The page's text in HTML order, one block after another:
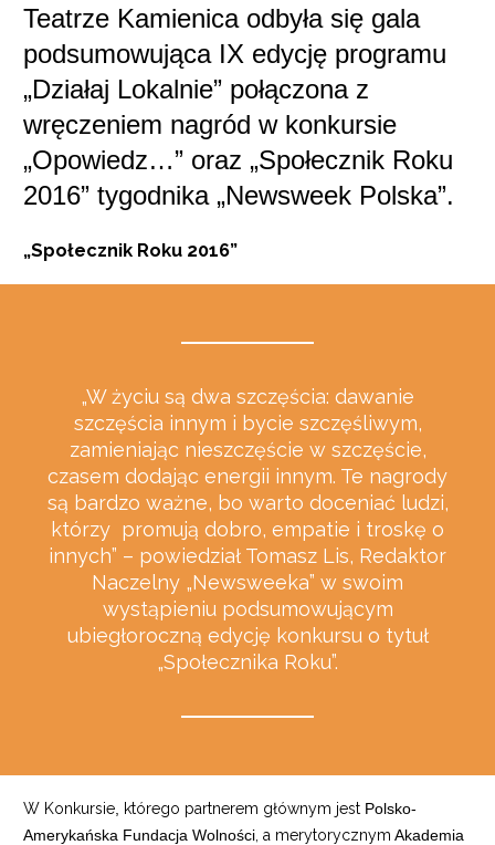
Teatrze Kamienica odbyła się gala
podsumowująca IX edycję programu
„Działaj Lokalnie” połączona z
wręczeniem nagród w konkursie
„Opowiedz…” oraz „Społecznik Roku
2016” tygodnika „Newsweek Polska”.
„Społecznik Roku 2016”
„W życiu są dwa szczęścia: dawanie
szczęścia innym i bycie szczęśliwym,
zamieniając nieszczęście w szczęście,
czasem dodając energii innym. Te nagrody
są bardzo ważne, bo warto doceniać ludzi,
którzy promują dobro, empatie i troskę o
innych” – powiedział Tomasz Lis, Redaktor
Naczelny „Newsweeka” w swoim
wystąpieniu podsumowującym
ubiegłoroczną edycję konkursu o tytuł
„Społecznika Roku”.
W Konkursie którego partnerem głównym jest Polsko-
Amerykańska Fundacja Wolności , a merytorycznym Akademia